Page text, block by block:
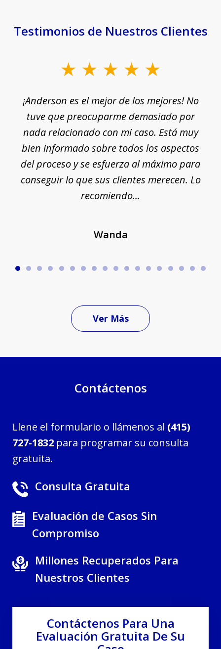
Testimonios de Nuestros Clientes
¡Anderson es el mejor de los mejores! No
tuve que preocuparme demasiado por
nada relacionado con mi caso. Está muy
bien informado sobre todos los aspectos
del proceso y se esfuerza al máximo para
conseguir lo que sus clientes merecen. Lo
recomiendo...
Wanda
Ver Más
Contáctenos
Llene el formulario o llámenos al (415)
727-1832 para programar su consulta
gratuita.
Consulta Gratuita
Evaluación de Casos Sin
Compromiso
Millones Recuperados Para
Nuestros Clientes
Contáctenos Para Una
Evaluación Gratuita De Su